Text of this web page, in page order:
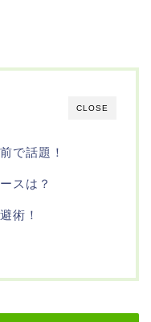
CLOSE
で話題！
スは？
術！